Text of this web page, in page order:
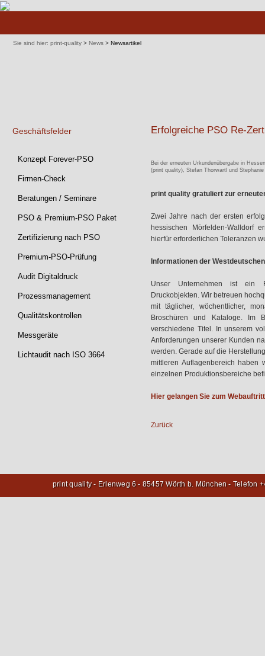
Sie sind hier: print-quality > News > Newsartikel
Erfolgreiche PSO Re-
Bei der erneuten Urkundenübergabe in
(print quality), Stefan Thorwartl und
print quality gratuliert zur
Zwei Jahre nach der ersten
hessischen Mörfelden-Walldorf
hierfür erforderlichen Toleranzen
Informationen der
Unser Unternehmen ist ein
Druckobjekten. Wir betreuen
mit täglicher, wöchentlicher,
Broschüren und Kataloge. Im
verschiedene Titel. In unserem
Anforderungen unserer Kunden
werden. Gerade auf die
mittleren Auflagenbereich haben
einzelnen Produktionsbereiche
Hier gelangen Sie zum
Zurück
Geschäftsfelder
Navigation
überspringen
Konzept Forever-PSO
Firmen-Check
Beratungen / Seminare
PSO & Premium-PSO Paket
Zertifizierung nach PSO
Premium-PSO-Prüfung
Audit Digitaldruck
Prozessmanagement
Qualitätskontrollen
Messgeräte
Lichtaudit nach ISO 3664
print quality - Erlenweg 6 - 85457 Wörth b. München - Telefon